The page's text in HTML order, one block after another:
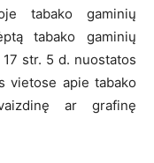
tabako gaminių
tabako gaminių
str. 5 d. nuostatos
vietose apie tabako
ar grafinę